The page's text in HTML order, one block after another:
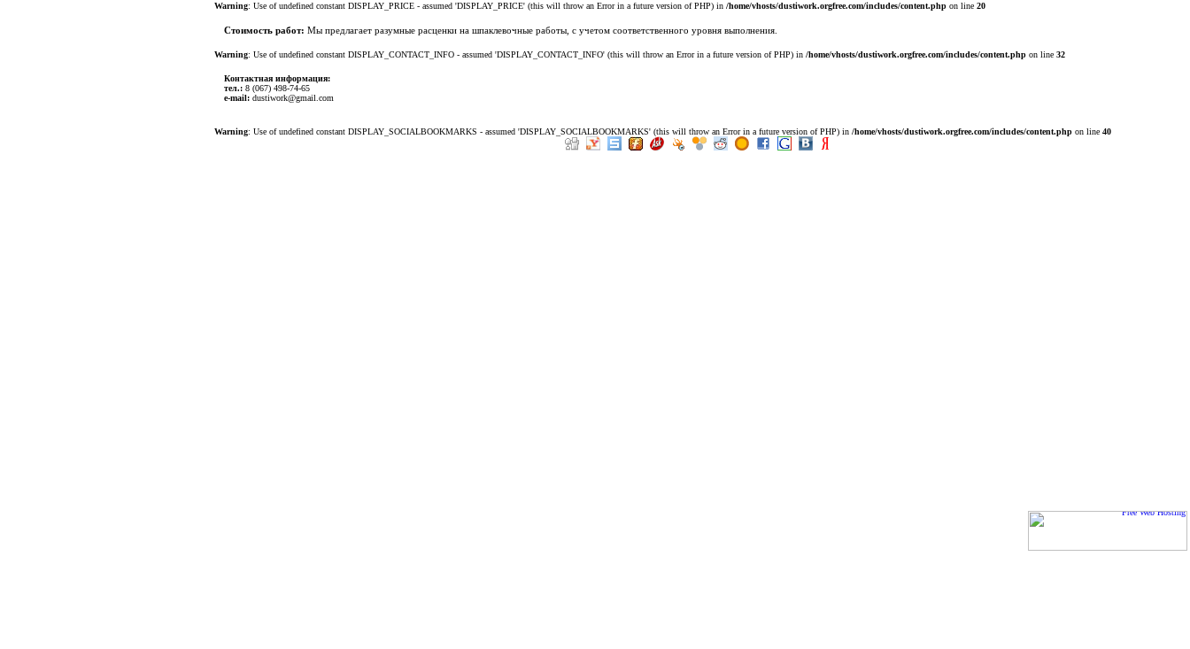
Warning: Use of undefined constant DISPLAY_PRICE - assumed 'DISPLAY_PRICE' (this will throw an Error in a future version of PHP) in /home/vhosts/dustiwork.orgfree.com/includes/content.phpon line 20
Стоимость работ: Мы предлагает разумные расценки на шпаклевочные работы, с учетом соответственного уровня выполнения.
Warning: Use of undefined constant DISPLAY_CONTACT_INFO - assumed 'DISPLAY_CONTACT_INFO' (this will throw an Error in a future version of PHP) in /home/vhosts/dustiwork.orgfree.com/includes/content.phpon line 32
Контактная информация:
тел.:8 (067) 498-74-65
e-mail:dustiwork@gmail.com
Warning: Use of undefined constant DISPLAY_SOCIALBOOKMARKS - assumed 'DISPLAY_SOCIALBOOKMARKS' (this will throw an Error in a future version of PHP) in /home/vhosts/dustiwork.orgfree.com/includes/content.phpon line 40